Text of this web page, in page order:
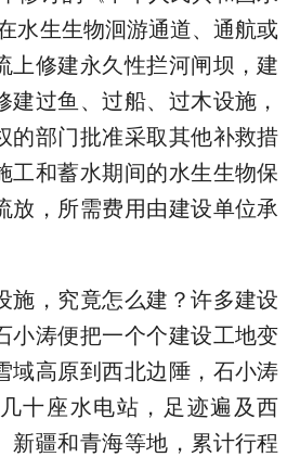
水生生物洄游通道、通航或
上修建永久性拦河闸坝，建
建过鱼、过船、过木设施，
的部门批准采取其他补救措
工和蓄水期间的水生生物保
放，所需费用由建设单位承
施，究竟怎么建？许多建设
小涛便把一个个建设工地变
域高原到西北边陲，石小涛
十座水电站，足迹遍及西
新疆和青海等地，累计行程